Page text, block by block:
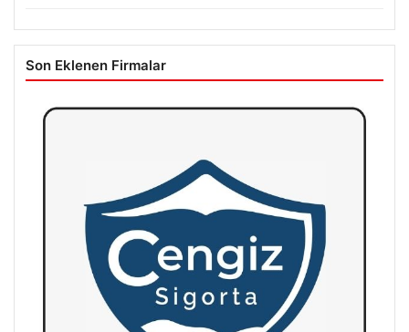
Son Eklenen Firmalar